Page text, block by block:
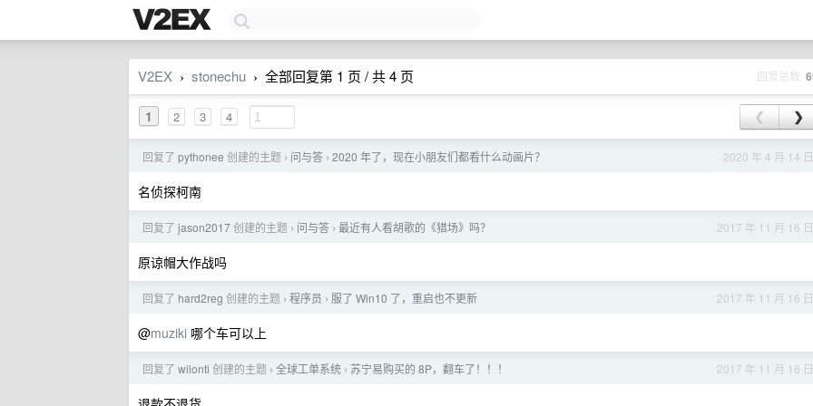
V2EX › stonechu › 全部回复第 1 页 / 共 4 页 回复总数
1 2 3 4 ❮ ❯
2020 年 4 月 14 日
回复了 pythonee 创建的主题 › 问与答 › 2020 年了，现在小朋友们都看什么动画片？
名侦探柯南
2017 年 11 月 16 日
回复了 jason2017创建的主题 › 问与答 › 最近有人看胡歌的《猎场》吗？
原谅帽大作战吗
2017 年 11 月 16 日
回复了 hard2reg 创建的主题 › 程序员 › 服了 Win10 了，重启也不更新
@muziki 哪个车可以上
2017 年 11 月 16 日
回复了 wilonti 创建的主题 › 全球工单系统 › 苏宁易购买的 8P，翻车了！！！